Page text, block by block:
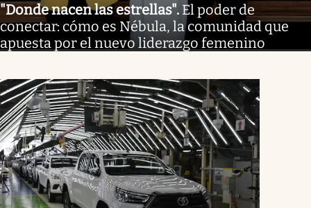
"Donde nacen las estrellas". El poder de
conectar: cómo es Nébula, la comunidad que
apuesta por el nuevo liderazgo femenino